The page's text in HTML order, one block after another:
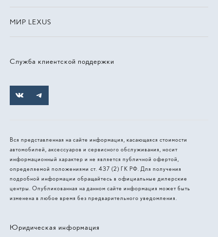
Служба клиентской поддержки
МИР LEXUS
Вся представленная на сайте информация, касающаяся стоимости
автомобилей, аксессуаров и сервисного обслуживания, носит
информационный характер и не является публичной офертой,
определяемой положениями ст. 437 (2) ГК РФ. Для получения
подробной информации обращайтесь в официальные дилерские
центры. Опубликованная на данном сайте информация может быть
изменена в любое время без предварительного уведомления.
Юридическая информация